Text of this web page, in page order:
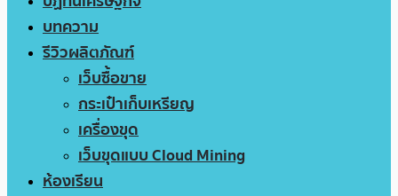
บทความ
รีวิวผลิตภัณฑ์
เว็บซื้อขาย
กระเป๋าเก็บเหรียญ
เครื่องขุด
เว็บขุดแบบ Cloud Mining
ห้องเรียน